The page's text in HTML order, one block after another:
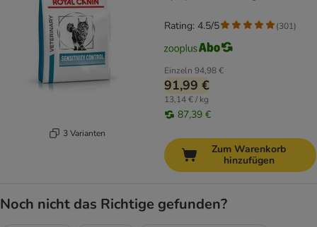
3 Varianten
Einzeln 94,98 €
91,99 €
13,14 € / kg
87,39 €
Rating: 4.5/5 (301)
Zum Warenkorb
hinzufügen
Noch nicht das Richtige gefunden?